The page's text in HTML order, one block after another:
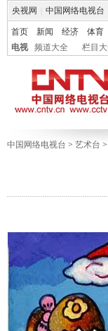
央视网 中国网络电视台
首页 新闻 经济 体育
电视
频道大全 栏目
中国网络电视台 > 艺术台 >